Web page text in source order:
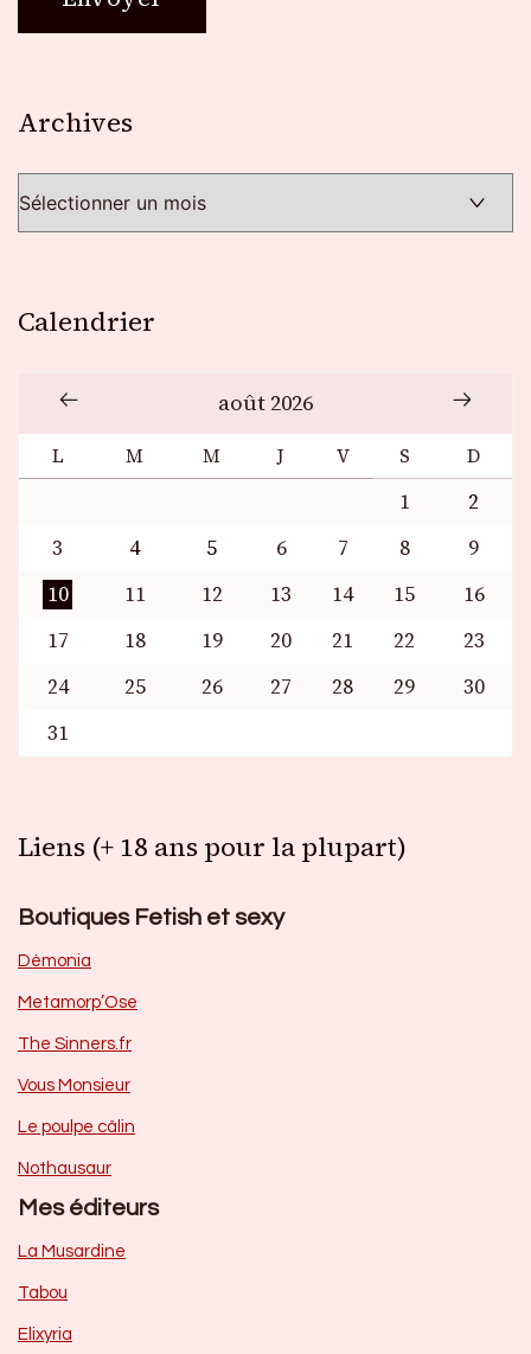
Archives
Calendrier
août 2026
L M M J V S D
1
2
3
4 5 6 7 8
9
10
11 12 13 14 15
16
17
18 19 20 21 22
23
24
25 26 27 28 29
30
31
Liens (+ 18 ans pour la plupart)
Boutiques Fetish et sexy
Dèmonia
Metamorp’Ose
The Sinners.fr
Vous Monsieur
Le poulpe câlin
Nothausaur
Mes éditeurs
La Musardine
Tabou
Elixyria